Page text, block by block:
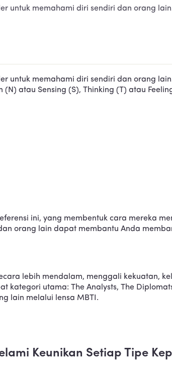
untuk memahami diri sendiri dan orang
untuk memahami diri sendiri dan orang
atau Sensing (S), Thinking (T) atau
ini, yang membentuk cara mereka
orang lain dapat membantu Anda
lebih mendalam, menggali kekuatan,
utama: The Analysts, The
lain melalui lensa MBTI.
Keunikan Setiap Tipe